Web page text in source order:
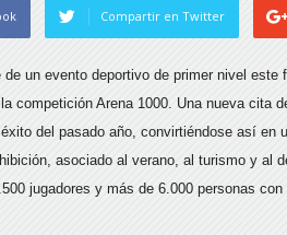
Compartir en Twitter
un evento deportivo de primer nivel este
competición Arena 1000. Una nueva cita
del pasado año, convirtiéndose así en
asociado al verano, al turismo y al
jugadores y más de 6.000 personas